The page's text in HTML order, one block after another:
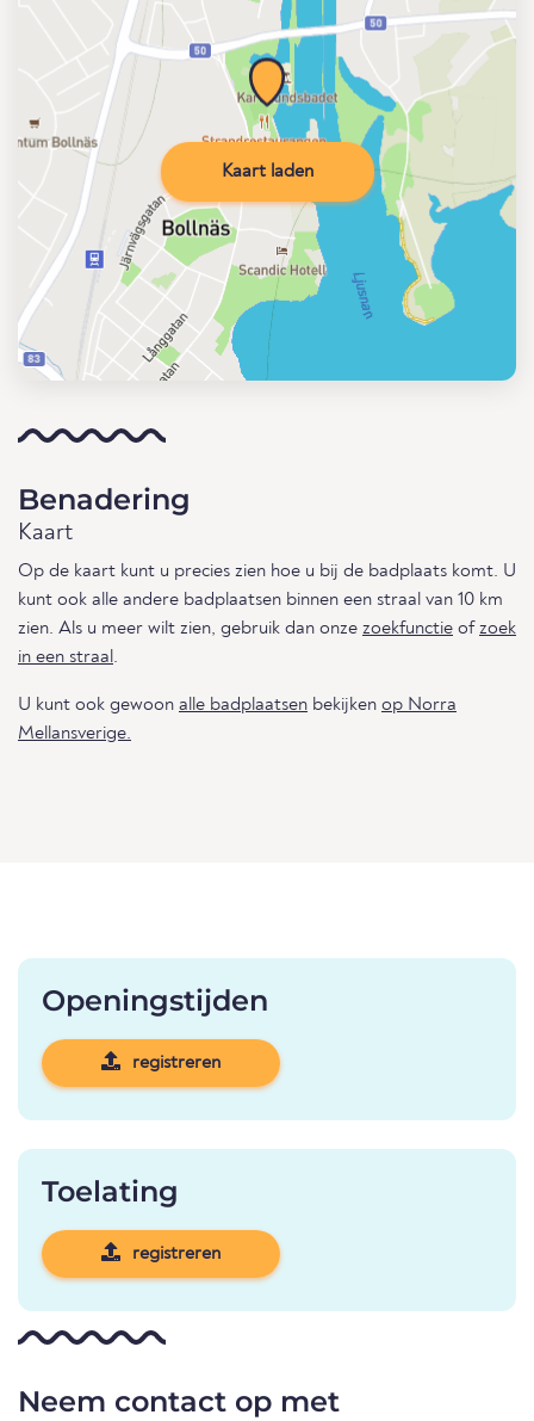
Kaart laden
Benadering
Kaart
Op de kaart kunt u precies zien hoe u bij de badplaats komt. U
kunt ook alle andere badplaatsen binnen een straal van 10 km
zien. Als u meer wilt zien, gebruik dan onze zoekfunctie ofzoek
in een straal.
U kunt ook gewoon alle badplaatsen bekijken op Norra
Mellansverige.
Openingstijden
registreren
Toelating
registreren
Neem contact op met